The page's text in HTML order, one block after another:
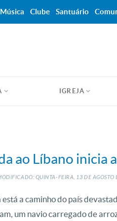
IGREJA
ao Líbano inicia
QUINTA-FEIRA, 13 DE AGOSTO
a caminho do país
um navio carregado de
Música Clube Santuário